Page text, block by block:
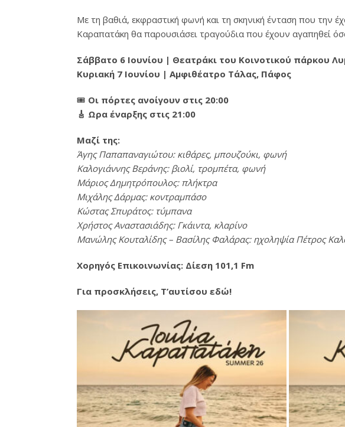
Με τη βαθιά, εκφραστική φωνή και τη σκηνική ένταση που την
Καραπατάκη θα παρουσιάσει τραγούδια που έχουν αγαπηθεί
Σάββατο 6 Ιουνίου | Θεατράκι του Κοινοτικού πάρκου
Κυριακή 7 Ιουνίου | Αμφιθέατρο Τάλας, Πάφος
🎟️ Οι πόρτες ανοίγουν στις 20:00
🎸 Ωρα έναρξης στις 21:00
Μαζί της:
Άγης Παπαπαναγιώτου: κιθάρες, μπουζούκι, φωνή
Καλογιάννης Βεράνης: βιολί, τρομπέτα, φωνή
Μάριος Δημητρόπουλος: πλήκτρα
Μιχάλης Δάρμας: κοντραμπάσο
Κώστας Σπυράτος: τύμπανα
Χρήστος Αναστασιάδης: Γκάιντα, κλαρίνο
Μανώλης Κουταλίδης – Βασίλης Φαλάρας: ηχοληψία Πέτρος
Χορηγός Επικοινωνίας: Δίεση 101,1 Fm
Για προσκλήσεις, Τ’αυτίσου εδώ!